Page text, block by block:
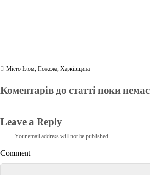
Місто Ізюм,Пожежа,Харківщина
Коментарів до статті поки немає
Leave a Reply
Your email address will not be published.
Comment